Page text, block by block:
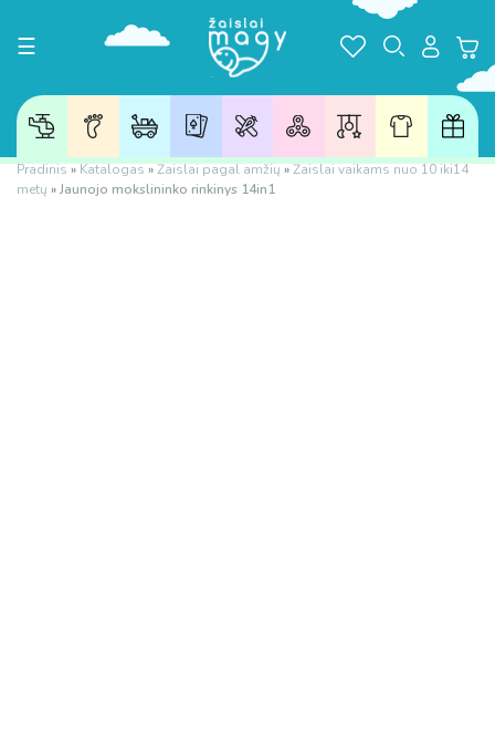
Toggle navigation
☰
Pradinis»Katalogas»Žaislai pagal amžių»Žaislai vaikams nuo 10 iki14
metų »Jaunojo mokslininko rinkinys 14in1